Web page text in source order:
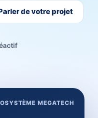
de votre projet
MEGATECH